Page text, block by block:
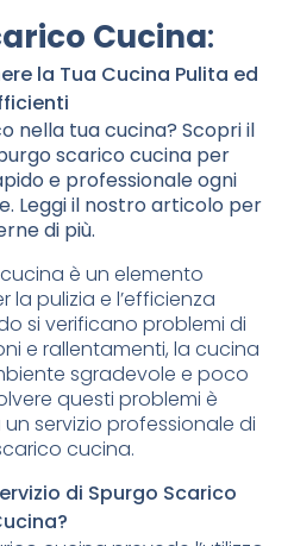
Cucina:
la Tua Cucina Pulita ed
nella tua cucina? Scopri il
scarico cucina per
e professionale ogni
Leggi il nostro articolo per
di più.
è un elemento
pulizia e l’efficienza
si verificano problemi di
e rallentamenti, la cucina
sgradevole e poco
questi problemi è
servizio professionale di
cucina.
di Spurgo Scarico